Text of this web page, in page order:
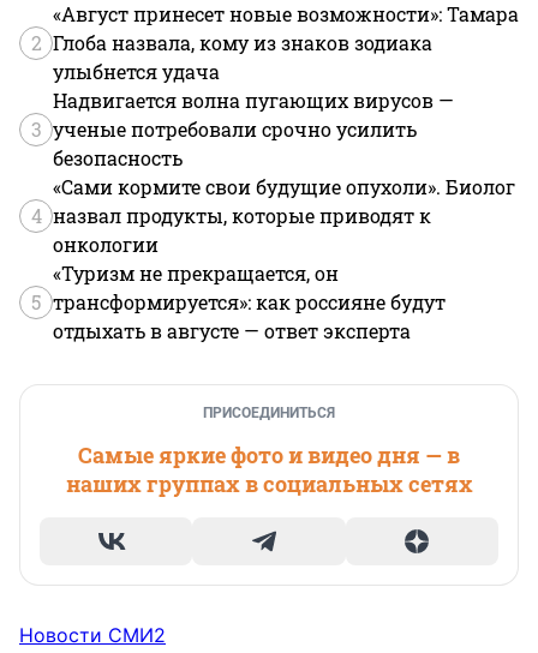
2
«Август принесет новые возможности»: Тамара
Глоба назвала, кому из знаков зодиака
улыбнется удача
3
Надвигается волна пугающих вирусов —
ученые потребовали срочно усилить
безопасность
4
«Сами кормите свои будущие опухоли». Биолог
назвал продукты, которые приводят к
онкологии
5
«Туризм не прекращается, он
трансформируется»: как россияне будут
отдыхать в августе — ответ эксперта
ПРИСОЕДИНИТЬСЯ
Самые яркие фото и видео дня — в
наших группах в социальных сетях
Новости СМИ2